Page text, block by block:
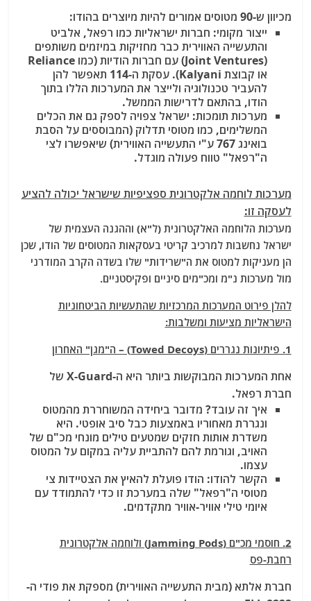
מכיוון ש-90 מטוסים אמורים להיות מיוצרים בהודו:
ייצור מקומי: חברות ישראליות כמו רפאל, אלביט
והתעשייה האווירית כבר מחזיקות במיזמים משותפים
(Joint Ventures) עם חברות הודיות (כמו Reliance
או קבוצת Kalyani). עסקת ה-114 תאפשר להן
להעביר טכנולוגיה ולייצר את המערכות הללו בתוך
הודו, בהתאם לדרישות הממשל.
מערכות תומכות: ישראל צפויה לספק גם את הכלים
המשלימים, כמו מטוסי תדלוק (המבוססים על הסבת
בואינג 767 ע"י התעשייה האווירית) שיאפשרו לצי
ה"רפאל" טווח פעולה מוגדל.
מערכות לוחמה אלקטרונית ספציפיות שישראל יכולה להציע
לעסקה זו:
מערכות הלוחמה האלקטרונית (ל"א) וההגנה העצמית של
ישראל נחשבות למרכיב קריטי בעסקאות המטוסים של הודו, שכן
הן מעניקות למטוס את ה"שרידות" שלו בשדה הקרב המודרני
מול מערכות נ"מ ומכ"מים סיניים ופקיסטניים.
להלן פירוט המערכות המרכזיות שהתעשיות הביטחוניות
הישראליות מציעות ומשלבות:
1. פיתיונות נגררים (Towed Decoys) – ה"מגן" האחרון
אחת המערכות המבוקשות ביותר היא ה-X-Guard של
חברת רפאל.
איך זה עובד? מדובר ביחידה המשוחררת מהמטוס
ונגררת מאחוריו באמצעות כבל סיב אופטי. היא
משדרת אותות חזקים שמטעים טילים מונחי מכ"ם של
האויב, וגורמת להם להתביית עליה במקום על המטוס
עצמו.
הקשר להודו: הודו פועלת להאיץ את הצטיידות צי
מטוסי ה"רפאל" שלה במערכת זו כדי להתמודד עם
איומי טילי אוויר-אוויר מתקדמים.
2. חוסמי מכ"ם (Jamming Pods) ולוחמה אלקטרונית
רחבת-פס
חברת אלתא (מבית התעשייה האווירית) מספקת את פודי ה-